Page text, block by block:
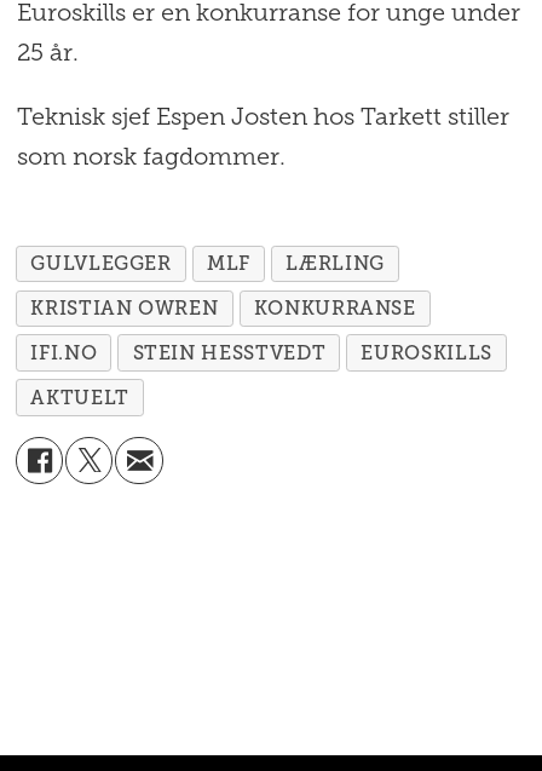
Euroskills er en konkurranse for unge under
25 år.
Teknisk sjef Espen Josten hos Tarkett stiller
som norsk fagdommer.
GULVLEGGER MLF
LÆRLING
KRISTIAN OWREN
KONKURRANSE
IFI.NO
STEIN HESSTVEDT
EUROSKILLS
AKTUELT